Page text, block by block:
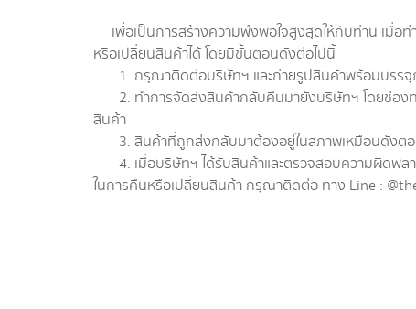
เพื่อเป็นการสร้างความพึงพอใจสูงสุดให้กับท่าน เมื่
หรือเปลี่ยนสินค้าได้ โดยมีขั้นตอนดังต่อไปนี้
1. กรุณาติดต่อบริษัทฯ และถ่ายรูปสินค้าพร้อมบรรจุ
2. ทำการจัดส่งสินค้ากลับคืนมายังบริษัทฯ โดยช่องทา
สินค้า
3. สินค้าที่ถูกส่งกลับมาต้องอยู่ในสภาพเหมือนดังต
4. เมื่อบริษัทฯ ได้รับสินค้าและตรวจสอบความผิดพลา
ในการคืนหรือเปลี่ยนสินค้า กรุณาติดต่อ ทาง Line :